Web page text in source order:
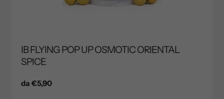
IB FLYING POP UP OSMOTIC ORIENTAL
SPICE
Prezzo
da €5,90